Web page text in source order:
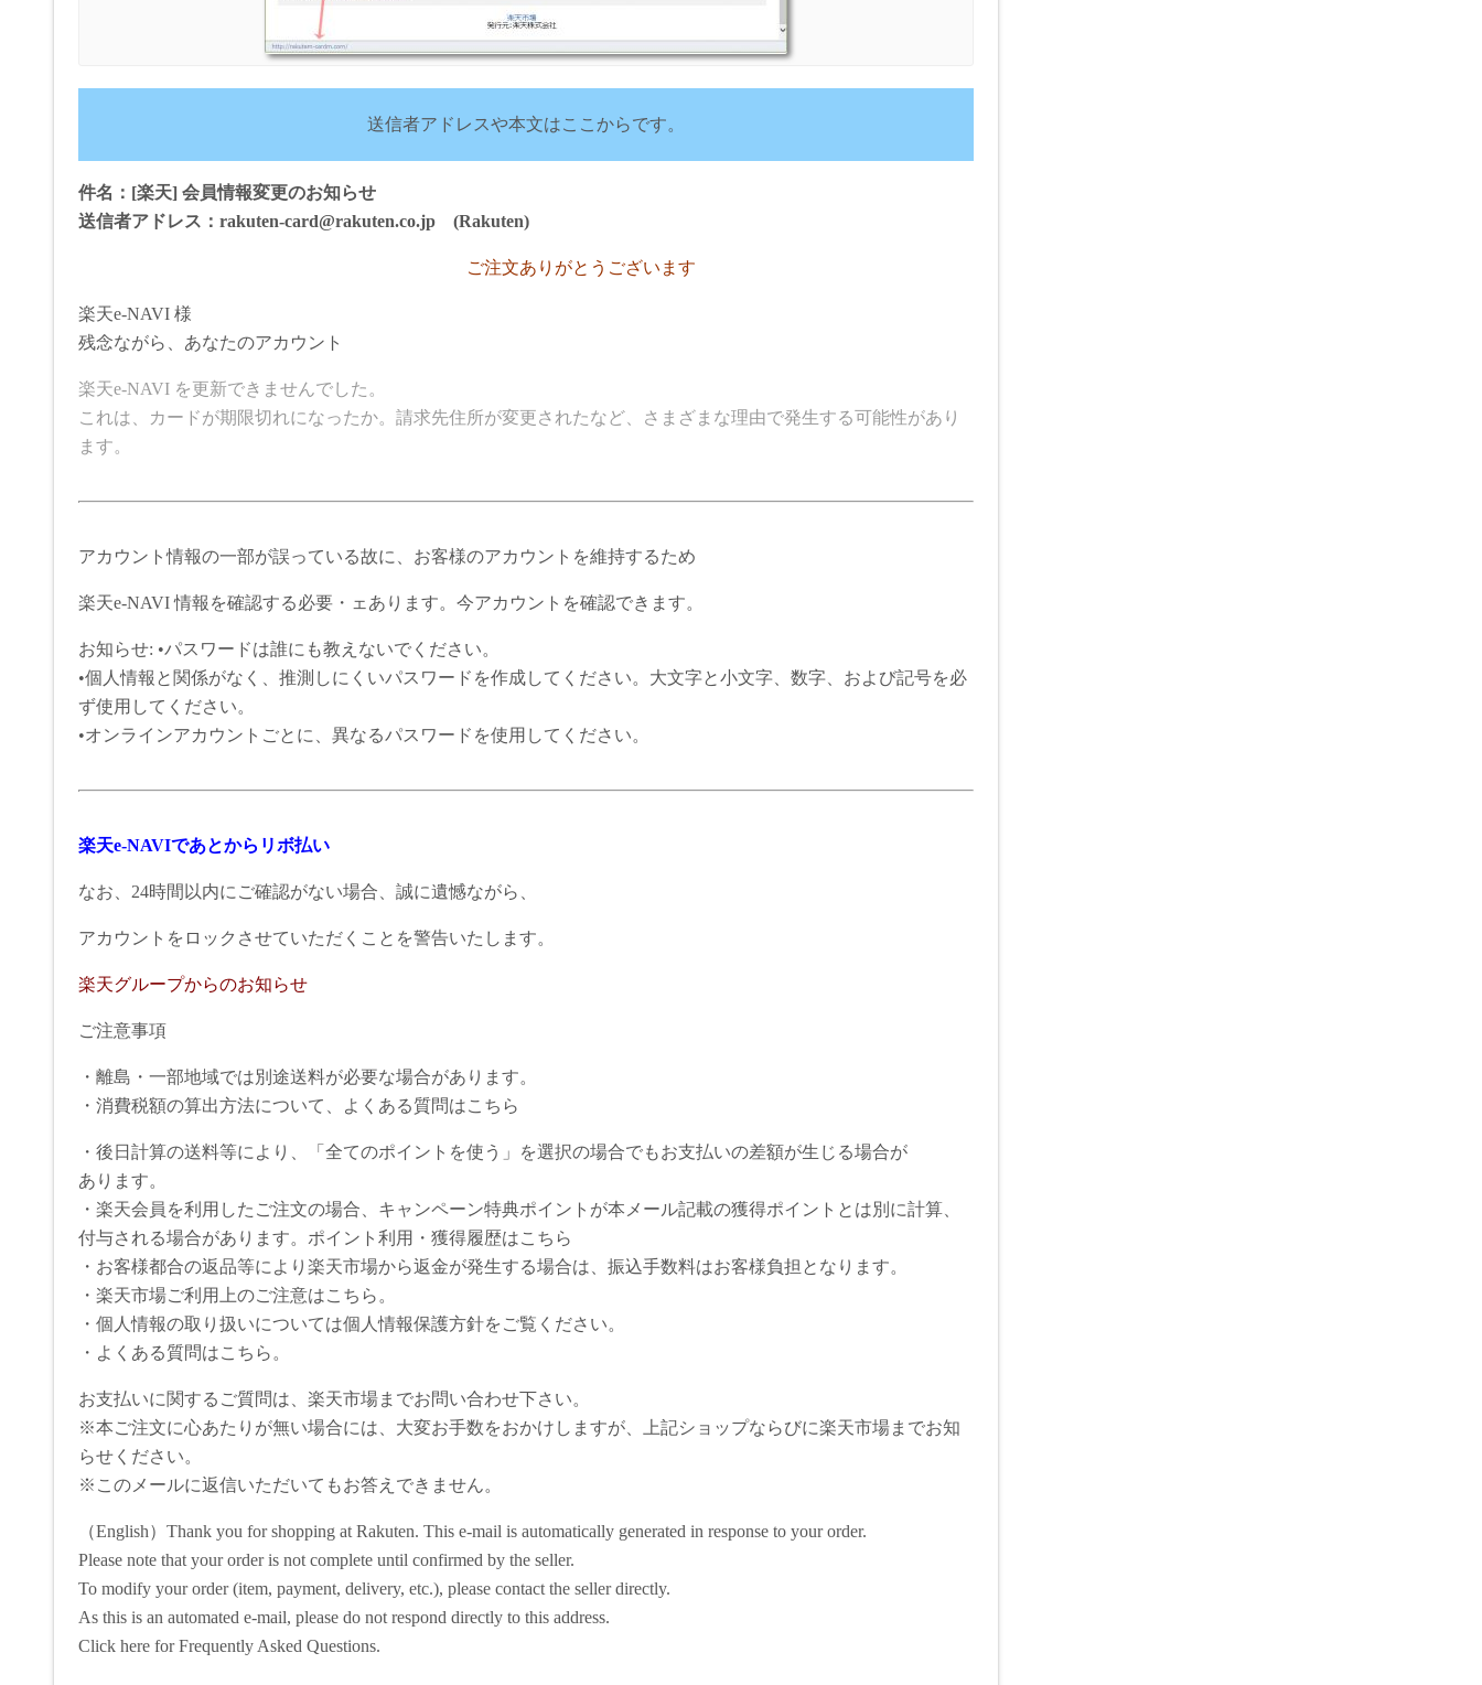
送信者アドレスや本文はここからです。
件名：[楽天] 会員情報変更のお知らせ
送信者アドレス：rakuten-card@rakuten.co.jp (Rakuten)
ご注文ありがとうございます
楽天e-NAVI 様
残念ながら、あなたのアカウント
楽天e-NAVI を更新できませんでした。
これは、カードが期限切れになったか。請求先住所が変更されたなど、さまざまな理由で発生する可能性があり
ます。
アカウント情報の一部が誤っている故に、お客様のアカウントを維持するため
楽天e-NAVI 情報を確認する必要・ェあります。今アカウントを確認できます。
お知らせ: •パスワードは誰にも教えないでください。
•個人情報と関係がなく、推測しにくいパスワードを作成してください。大文字と小文字、数字、および記号を必
ず使用してください。
•オンラインアカウントごとに、異なるパスワードを使用してください。
楽天e-NAVIであとからリボ払い
なお、24時間以内にご確認がない場合、誠に遺憾ながら、
アカウントをロックさせていただくことを警告いたします。
楽天グループからのお知らせ
ご注意事項
・離島・一部地域では別途送料が必要な場合があります。
・消費税額の算出方法について、よくある質問はこちら
・後日計算の送料等により、「全てのポイントを使う」を選択の場合でもお支払いの差額が生じる場合が
あります。
・楽天会員を利用したご注文の場合、キャンペーン特典ポイントが本メール記載の獲得ポイントとは別に計算、
付与される場合があります。ポイント利用・獲得履歴はこちら
・お客様都合の返品等により楽天市場から返金が発生する場合は、振込手数料はお客様負担となります。
・楽天市場ご利用上のご注意はこちら。
・個人情報の取り扱いについては個人情報保護方針をご覧ください。
・よくある質問はこちら。
お支払いに関するご質問は、楽天市場までお問い合わせ下さい。
※本ご注文に心あたりが無い場合には、大変お手数をおかけしますが、上記ショップならびに楽天市場までお知
らせください。
※このメールに返信いただいてもお答えできません。
（English）Thank you for shopping at Rakuten. This e-mail is automatically generated in response to your order.
Please note that your order is not complete until confirmed by the seller.
To modify your order (item, payment, delivery, etc.), please contact the seller directly.
As this is an automated e-mail, please do not respond directly to this address.
Click here for Frequently Asked Questions.